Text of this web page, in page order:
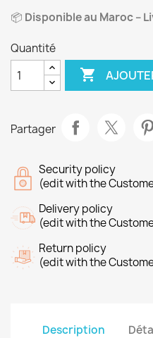
📦 Disponible au Maroc –
Quantité

Partager
Security policy
(edit with the
Delivery policy
(edit with the
Return policy
(edit with the
Description